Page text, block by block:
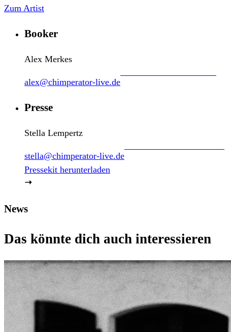
Zum Artist
Booker
Alex Merkes
alex@chimperator-live.de
Presse
Stella Lempertz
stella@chimperator-live.de
Pressekit herunterladen
News
Das könnte dich auch interessieren